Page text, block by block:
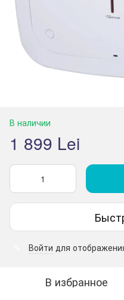
В наличии
1 899 Lei
Войти для
В избранное